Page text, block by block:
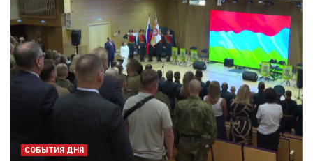
СОБЫТИЯ ДНЯ